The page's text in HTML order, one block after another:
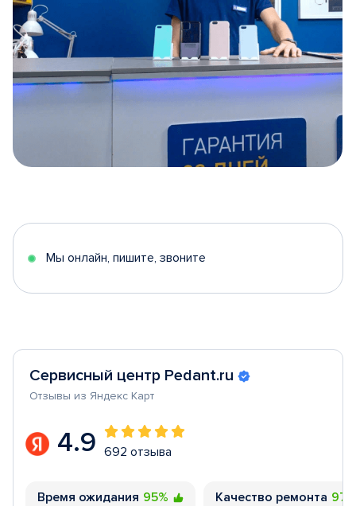
5
Мы онлайн, пишите, звоните
Сервисный центр Pedant.ru
Отзывы из Яндекс Карт
4.9 692 отзыва
Время ожидания 95% Качество ремонта